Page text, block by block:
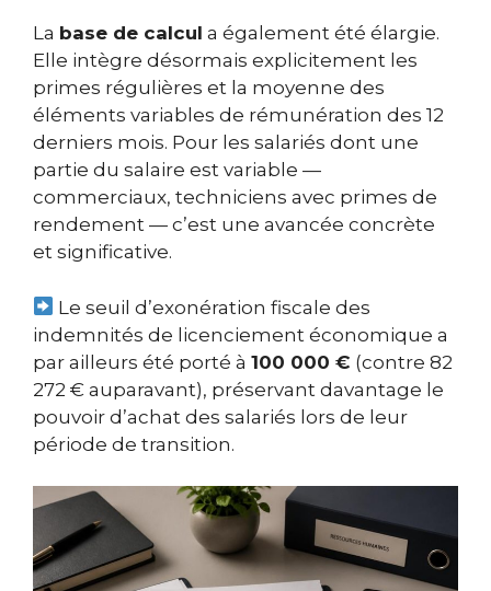
La base de calcul a également été élargie.
Elle intègre désormais explicitement les
primes régulières et la moyenne des
éléments variables de rémunération des 12
derniers mois. Pour les salariés dont une
partie du salaire est variable —
commerciaux, techniciens avec primes de
rendement — c’est une avancée concrète
et significative.
Le seuil d’exonération fiscale des
indemnités de licenciement économique a
par ailleurs été porté à 100 000 € (contre 82
272 € auparavant), préservant davantage le
pouvoir d’achat des salariés lors de leur
période de transition.